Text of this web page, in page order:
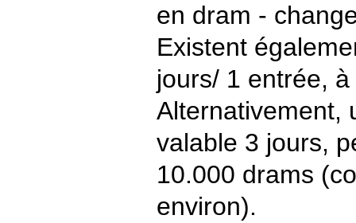
en dram -
Existent
jours/ 1 entrée,
Alternativement,
valable 3 jours,
10.000 drams
environ).